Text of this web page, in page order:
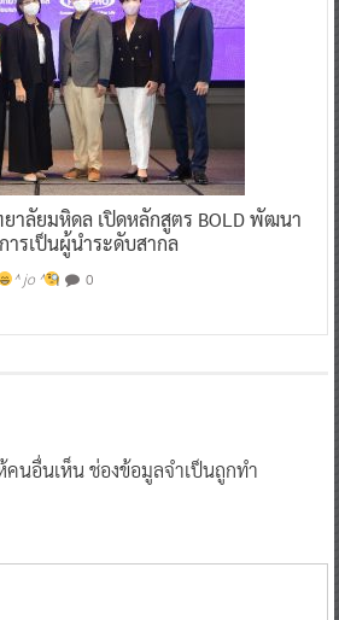
าลัยมหิดล เปิดหลักสูตร BOLD พัฒนา
ารเป็นผู้นำระดับสากล
^ jo ^ 0
คนอื่นเห็นช่องข้อมูลจำเป็นถูกทำ